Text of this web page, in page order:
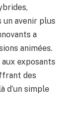
avenir plus
a
animées.
exposants
des
d’un simple